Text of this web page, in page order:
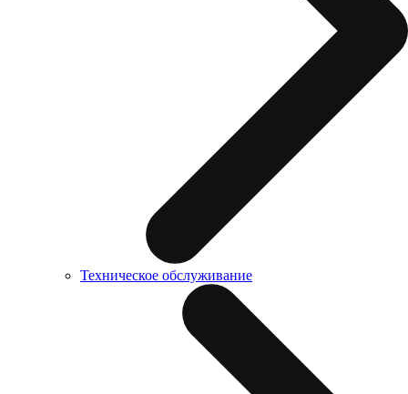
Техническое обслуживание